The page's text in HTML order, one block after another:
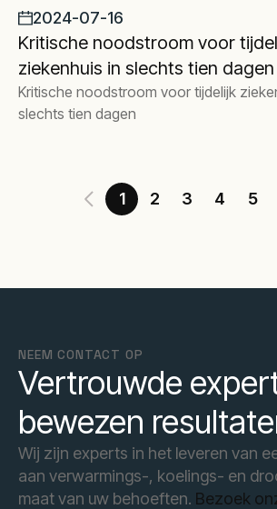
2024-07-16
Kritische noodstroom voor
ziekenhuis in slechts tien dagen
Kritische noodstroom voor tijdelijk
slechts tien dagen
1 2 3 4 5
NEEM CONTACT OP
Vertrouwde
bewezen
Wij zijn experts in het leveren van
aan verwarmings-, koelings- en
maat van uw behoeften. Bezoek